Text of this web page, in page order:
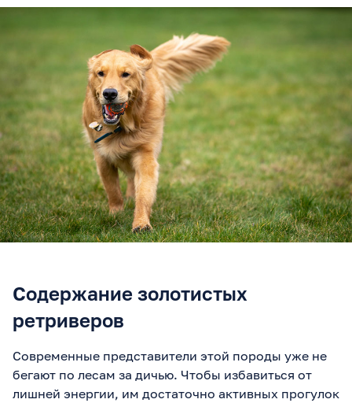
Содержание золотистых
ретриверов
Современные представители этой породы уже не
бегают по лесам за дичью. Чтобы избавиться от
лишней энергии, им достаточно активных прогулок